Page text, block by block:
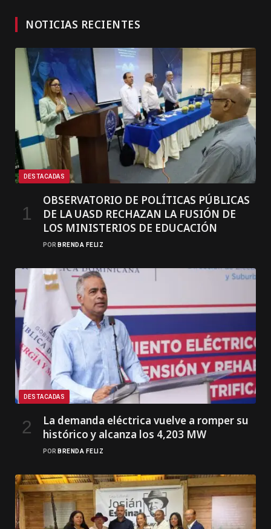
NOTICIAS RECIENTES
DESTACADAS
OBSERVATORIO DE POLÍTICAS PÚBLICAS
DE LA UASD RECHAZAN LA FUSIÓN DE
LOS MINISTERIOS DE EDUCACIÓN
POR BRENDA FELIZ
DESTACADAS
La demanda eléctrica vuelve a romper su
histórico y alcanza los 4,203 MW
POR BRENDA FELIZ